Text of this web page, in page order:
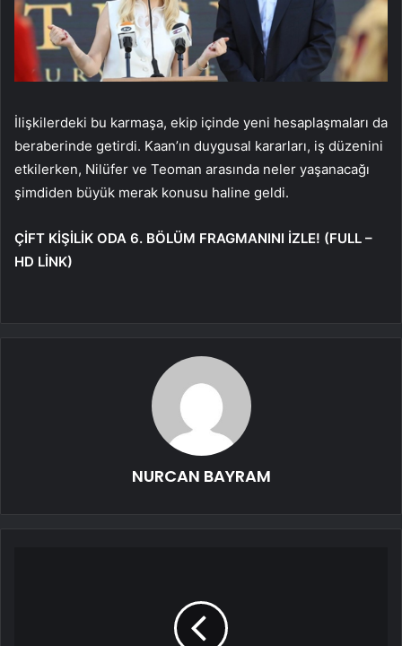
İlişkilerdeki bu karmaşa, ekip içinde yeni hesaplaşmaları da
beraberinde getirdi. Kaan’ın duygusal kararları, iş düzenini
etkilerken, Nilüfer ve Teoman arasında neler yaşanacağı
şimdiden büyük merak konusu haline geldi.
ÇİFT KİŞİLİK ODA 6. BÖLÜM FRAGMANINI İZLE! (FULL –
HD LİNK)
NURCAN BAYRAM